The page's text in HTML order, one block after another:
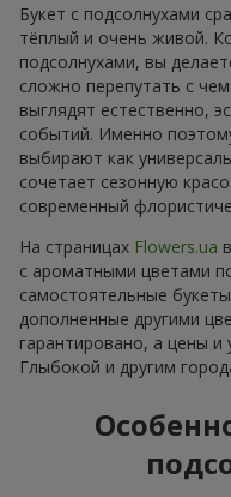
Букет с подсолнухами
тёплый и очень живой.
подсолнухами, вы
сложно перепутать с
выглядят естественно,
событий. Именно
выбирают как
сочетает сезонную
современный
На страницах Flowers.ua
с ароматными цветами
самостоятельные
дополненные другими
гарантировано, а цены
Глыбокой и другим